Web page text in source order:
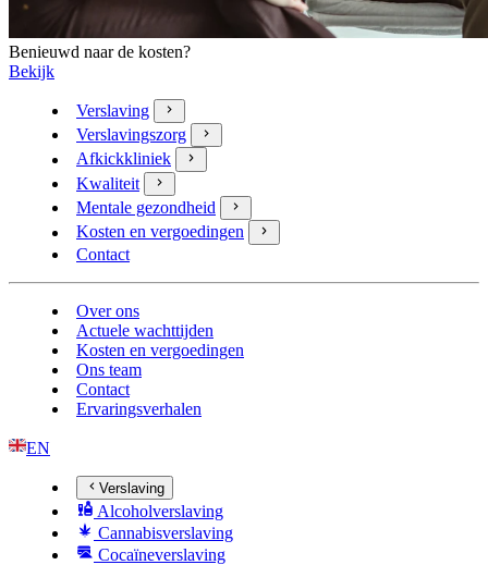
Benieuwd naar de kosten?
Bekijk
Verslaving
Verslavingszorg
Afkickkliniek
Kwaliteit
Mentale gezondheid
Kosten en vergoedingen
Contact
Over ons
Actuele wachttijden
Kosten en vergoedingen
Ons team
Contact
Ervaringsverhalen
EN
Verslaving
Alcoholverslaving
Cannabisverslaving
Cocaïneverslaving